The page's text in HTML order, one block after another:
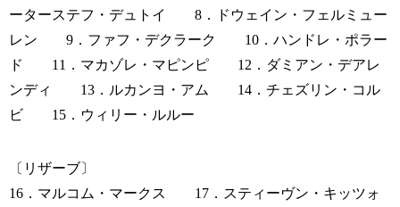
ーターステフ・デュトイ 8．ドウェイン・フェルミュー
レン 9．ファフ・デクラーク 10．ハンドレ・ポラー
ド 11．マカゾレ・マピンピ 12．ダミアン・デアレ
ンディ 13．ルカンヨ・アム 14．チェズリン・コル
ビ 15．ウィリー・ルルー
〔リザーブ〕
16．マルコム・マークス 17．スティーヴン・キッツォ